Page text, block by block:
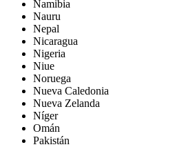
Namibia
Nauru
Nepal
Nicaragua
Nigeria
Niue
Noruega
Nueva Caledonia
Nueva Zelanda
Níger
Omán
Pakistán